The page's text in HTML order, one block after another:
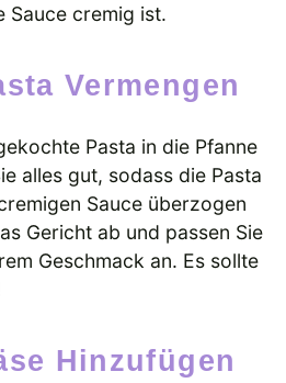
Sauce cremig ist.
Vermengen
Pasta in die Pfanne
alles gut, sodass die Pasta
Sauce überzogen
Gericht ab und passen Sie
Geschmack an. Es sollte
Hinzufügen